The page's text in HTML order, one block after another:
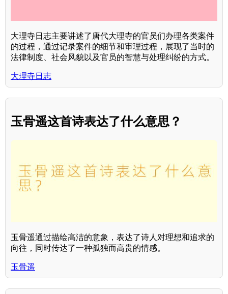
大理寺日志主要讲述了唐代大理寺的官员们办理各类案件
的过程，通过记录案件的细节和审理过程，展现了当时的
法律制度、社会风貌以及官员的智慧与处理纠纷的方式。
大理寺日志
玉骨遥这首诗表达了什么意思？
玉骨遥通过描绘高洁的意象，表达了诗人对理想和追求的
向往，同时传达了一种孤独而高贵的情感。
玉骨遥